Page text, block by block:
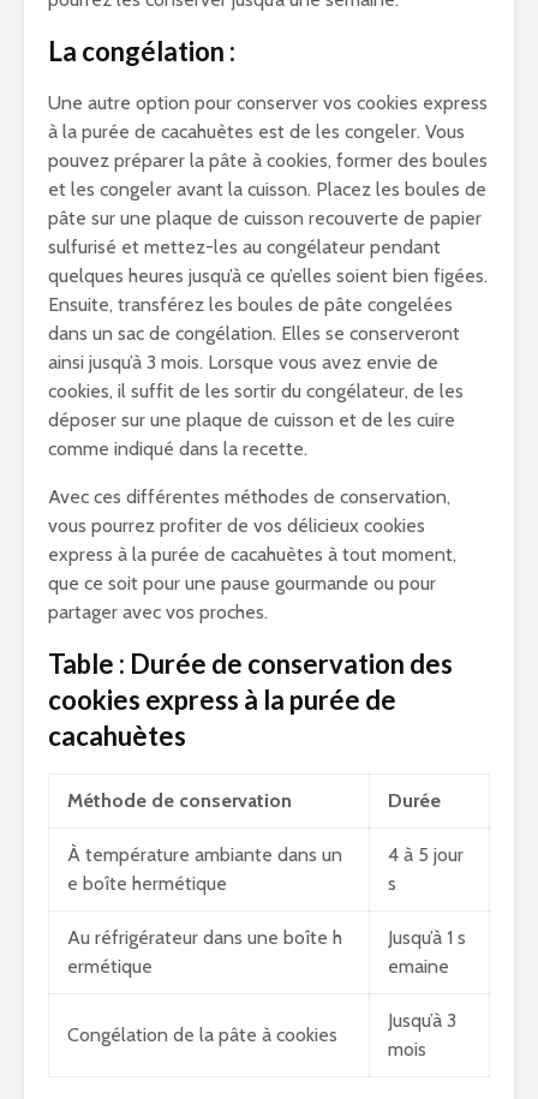
La congélation :
Une autre option pour conserver vos cookies express
à la purée de cacahuètes est de les congeler. Vous
pouvez préparer la pâte à cookies, former des boules
et les congeler avant la cuisson. Placez les boules de
pâte sur une plaque de cuisson recouverte de papier
sulfurisé et mettez-les au congélateur pendant
quelques heures jusqu’à ce qu’elles soient bien figées.
Ensuite, transférez les boules de pâte congelées
dans un sac de congélation. Elles se conserveront
ainsi jusqu’à 3 mois. Lorsque vous avez envie de
cookies, il suffit de les sortir du congélateur, de les
déposer sur une plaque de cuisson et de les cuire
comme indiqué dans la recette.
Avec ces différentes méthodes de conservation,
vous pourrez profiter de vos délicieux cookies
express à la purée de cacahuètes à tout moment,
que ce soit pour une pause gourmande ou pour
partager avec vos proches.
Table : Durée de conservation des
cookies express à la purée de
cacahuètes
Méthode de conservation Durée
À température ambiante dans un
e boîte hermétique
4 à 5 jour
s
Au réfrigérateur dans une boîte h
ermétique
Jusqu’à 1 s
emaine
Congélation de la pâte à cookies
Jusqu’à 3
mois